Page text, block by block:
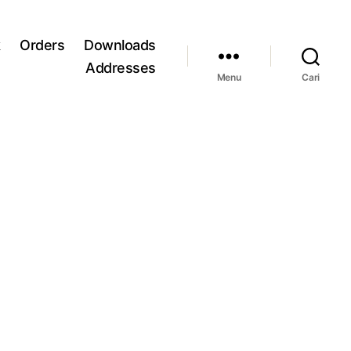
Orders
Downloads
Addresses
Menu Cari